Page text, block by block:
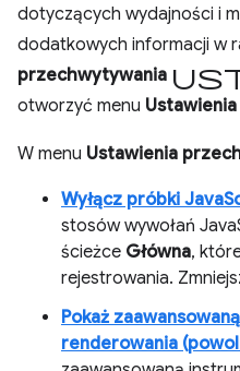
dotyczących wydajności i
dodatkowych informacji w
przechwytywania
otworzyć menu
W menu Ustawienia
Wyłącz próbki
stosów wywołań
ścieżce Główna,
rejestrowania.
Pokaż
renderowania